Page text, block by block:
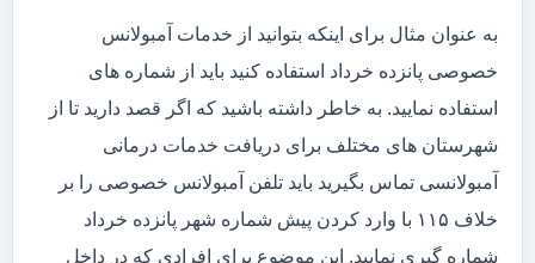
به عنوان مثال برای اینکه بتوانید از خدمات آمبولانس
خصوصی پانزده خرداد استفاده کنید باید از شماره های
استفاده نمایید. به خاطر داشته باشید که اگر قصد دارید تا از
شهرستان های مختلف برای دریافت خدمات درمانی
آمبولانسی تماس بگیرید باید تلفن آمبولانس خصوصی را بر
خلاف ۱۱۵ با وارد کردن پیش شماره شهر پانزده خرداد
شماره گیری نمایید. این موضوع برای افرادی که در داخل